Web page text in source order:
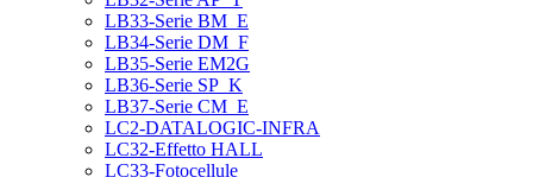
LB33-Serie BM_E
LB34-Serie DM_F
LB35-Serie EM2G
LB36-Serie SP_K
LB37-Serie CM_E
LC2-DATALOGIC-INFRA
LC32-Effetto HALL
LC33-Fotocellule